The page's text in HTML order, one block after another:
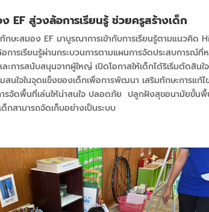
ง EF สู่วงล้อการเรียนรู้ ช่วยครูสร้างเด็ก
กษะสมอง EF มาบูรณาการเข้ากับการเรียนรู้ตามแนวคิด
อการเรียนรู้ผ่านกระบวนการตามแผนการจัดประสบการ
ะการสนับสนุนจากผู้ใหญ่ เปิดโอกาสให้เด็กได้ริเริ่มตัดสิน
สนใจในจุดแข็งของเด็กเพื่อการพัฒนา เสริมทักษะการแ
รจัดพื้นที่เล่นให้น่าสนใจ ปลอดภัย ปลูกฝังสุขอนามัยขั้
กสามารถจัดเก็บอย่างเป็นระบบ